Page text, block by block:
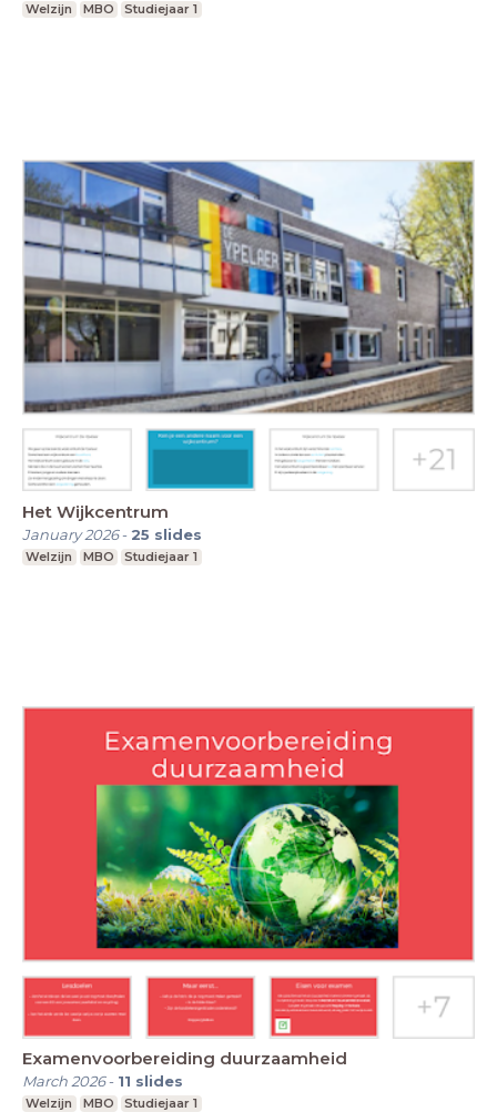
Welzijn MBO Studiejaar 1
Het Wijkcentrum
January 2026- 25 slides
Welzijn MBO Studiejaar 1
Examenvoorbereiding duurzaamheid
March 2026- 11 slides
Welzijn MBO Studiejaar 1